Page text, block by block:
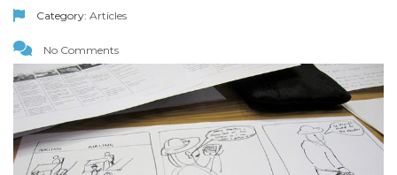
Category: Articles
No Comments